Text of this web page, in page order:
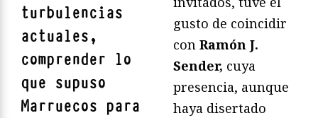
turbulencias
actuales,
comprender lo
que supuso
Marruecos para
gusto de coincidir
con Ramón J.
Sender, cuya
presencia, aunque
haya disertado